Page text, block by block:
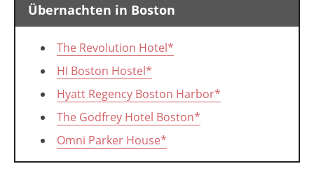
Übernachten in Boston
The Revolution Hotel*
HI Boston Hostel*
Hyatt Regency Boston Harbor*
The Godfrey Hotel Boston*
Omni Parker House*